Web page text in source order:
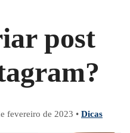
post
fevereiro de 2023 • Dicas